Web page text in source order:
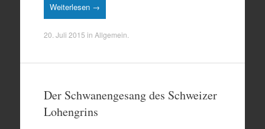
Weiterlesen →
20. Juli 2015 in Allgemein
Der Schwanengesang des Schweizer
Lohengrins